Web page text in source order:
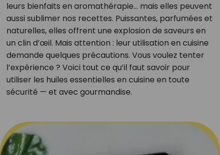
leurs bienfaits en aromathérapie… mais elles peuvent
aussi sublimer nos recettes. Puissantes, parfumées et
naturelles, elles offrent une explosion de saveurs en
un clin d’œil. Mais attention : leur utilisation en cuisine
demande quelques précautions. Vous voulez tenter
l’expérience ? Voici tout ce qu’il faut savoir pour
utiliser les huiles essentielles en cuisine en toute
sécurité — et avec gourmandise.